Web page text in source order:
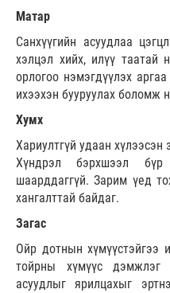
Матар
Санхүүгийн асуудлаа
хэлцэл хийх, илүү таатай
орлогоо нэмэгдүүлэх
ихээхэн бууруулах боломж
Хумх
Хариултгүй удаан
Хүндрэл бэрхшээл
шаарддаггүй. Зарим үед
хангалттай байдаг.
Загас
Ойр дотнын хүмүүстэйгээ
тойрны хүмүүс дэмжлэг
асуудлыг ярилцахыг